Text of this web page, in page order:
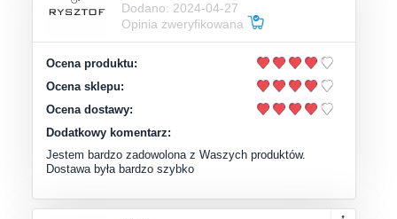
Dodano: 2024-04-27
Opinia zweryfikowana
Ocena produktu:
Ocena sklepu:
Ocena dostawy:
Dodatkowy komentarz:
Jestem bardzo zadowolona z Waszych produktów.
Dostawa była bardzo szybko